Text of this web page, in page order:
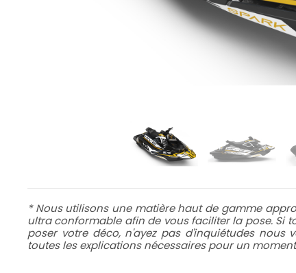
* Nous utilisons une matière haut de gamme
ultra conformable afin de vous faciliter la pose. Si
poser votre déco, n'ayez pas d'inquiétudes nous
toutes les explications nécessaires pour un